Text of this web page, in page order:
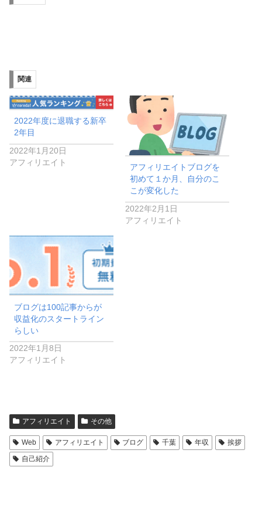
関連
2022年度に退職する新卒
2年目
2022年1月20日
アフィリエイト
アフィリエイトブログを
初めて１か月、自分のこ
こが変化した
2022年2月1日
アフィリエイト
ブログは100記事からが
収益化のスタートライン
らしい
2022年1月8日
アフィリエイト
アフィリエイト その他
Web アフィリエイト ブログ 千葉 年収
挨拶
自己紹介